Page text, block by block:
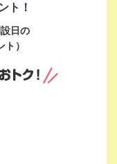
ト！
日の
）